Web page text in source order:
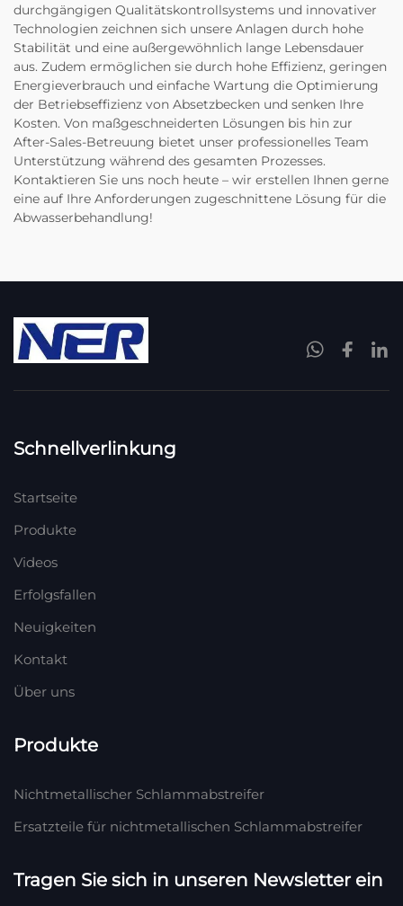
durchgängigen Qualitätskontrollsystems und innovativer
Technologien zeichnen sich unsere Anlagen durch hohe
Stabilität und eine außergewöhnlich lange Lebensdauer
aus. Zudem ermöglichen sie durch hohe Effizienz, geringen
Energieverbrauch und einfache Wartung die Optimierung
der Betriebseffizienz von Absetzbecken und senken Ihre
Kosten. Von maßgeschneiderten Lösungen bis hin zur
After-Sales-Betreuung bietet unser professionelles Team
Unterstützung während des gesamten Prozesses.
Kontaktieren Sie uns noch heute – wir erstellen Ihnen gerne
eine auf Ihre Anforderungen zugeschnittene Lösung für die
Abwasserbehandlung!
Schnellverlinkung
Startseite
Produkte
Videos
Erfolgsfallen
Neuigkeiten
Kontakt
Über uns
Produkte
Nichtmetallischer Schlammabstreifer
Ersatzteile für nichtmetallischen Schlammabstreifer
Tragen Sie sich in unseren Newsletter ein